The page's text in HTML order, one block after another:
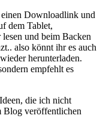
Downloadlink und
dem Tablet,
und beim Backen
also könnt ihr es auch
herunterladen.
empfehlt es
die ich nicht
Blog veröffentlichen